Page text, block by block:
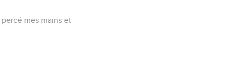
mes mains et